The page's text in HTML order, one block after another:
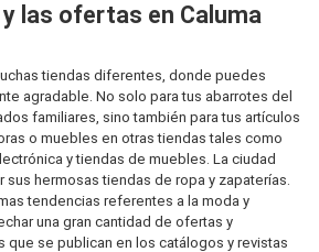
las ofertas en Caluma
tiendas diferentes, donde puedes
agradable. No solo para tus abarrotes del
familiares, sino también para tus artículos
o muebles en otras tiendas tales como
y tiendas de muebles. La ciudad
hermosas tiendas de ropa y zapaterías.
tendencias referentes a la moda y
una gran cantidad de ofertas y
se publican en los catálogos y revistas